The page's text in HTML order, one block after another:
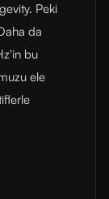
Peki
da
bu
ele